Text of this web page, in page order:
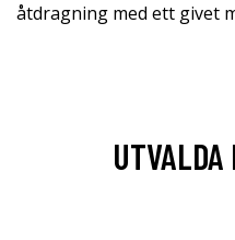
åtdragning med ett givet
UTVALDA